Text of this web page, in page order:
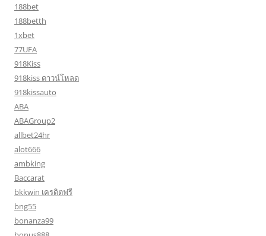
188bet
188betth
1xbet
77UFA
918Kiss
918kiss ดาวน์โหลด
918kissauto
ABA
ABAGroup2
allbet24hr
alot666
ambking
Baccarat
bkkwin เครดิตฟรี
bng55
bonanza99